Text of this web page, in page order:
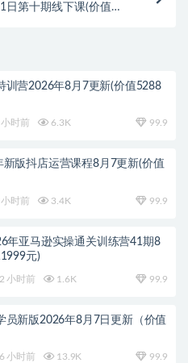
日第十期线下课(价值
训营2026年8月7更新(价值5288
时前 6.3K 99.9
新版抖店运营课程8月7更新(价值
时前 3.4K 99.9
年亚马逊实操通关训练营41期8
元)
小时前 1.6K 99.9
员新版2026年8月7日更新（价值
小时前 13.9K 99.9